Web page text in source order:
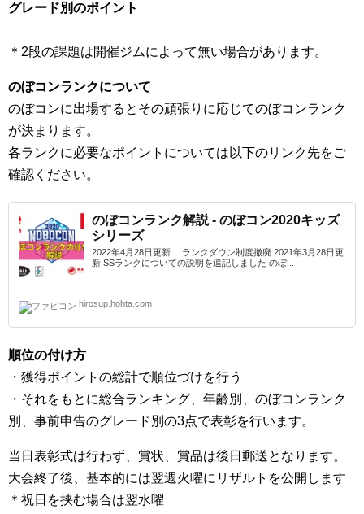
グレード別のポイント
＊2段の課題は開催ジムによって無い場合があります。
のぼコンランクについて
のぼコンに出場するとその頑張りに応じてのぼコンランク
が決まります。
各ランクに必要なポイントについては以下のリンク先をご
確認ください。
のぼコンランク解説 - のぼコン2020キッズ
シリーズ
2022年4月28日更新 ランクダウン制度撤廃 2021年3月28日更
新 SSランクについての説明を追記しました のぼ...
hirosup.hohta.com
順位の付け方
・獲得ポイントの総計で順位づけを行う
・それをもとに総合ランキング、年齢別、のぼコンランク
別、事前申告のグレード別の3点で表彰を行います。
当日表彰式は行わず、賞状、賞品は後日郵送となります。
大会終了後、基本的には翌週火曜にリザルトを公開します
＊祝日を挟む場合は翌水曜